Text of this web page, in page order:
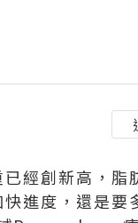
經創新高，脂
進度，還是要